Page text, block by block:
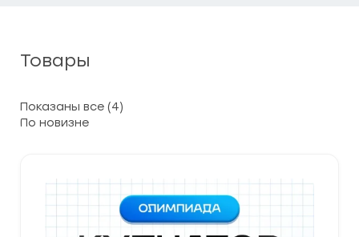
Товары
Показаны все (4)